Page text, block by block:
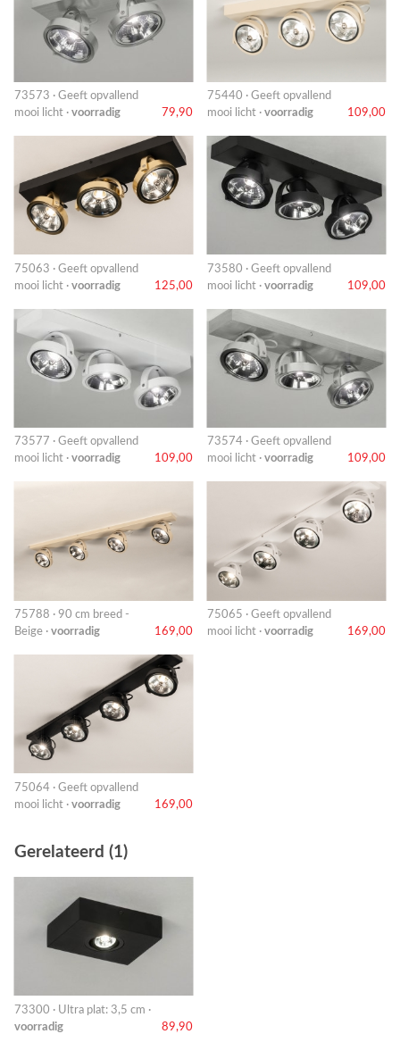
73573 · Geeft opvallend
mooi licht · voorradig 79,90
75440 · Geeft opvallend
mooi licht · voorradig 109,00
75063 · Geeft opvallend
mooi licht · voorradig 125,00
73580 · Geeft opvallend
mooi licht · voorradig 109,00
73577 · Geeft opvallend
mooi licht · voorradig 109,00
73574 · Geeft opvallend
mooi licht · voorradig 109,00
75788 · 90 cm breed -
Beige · voorradig 169,00
75065 · Geeft opvallend
mooi licht · voorradig 169,00
75064 · Geeft opvallend
mooi licht · voorradig 169,00
Gerelateerd (1)
73300 · Ultra plat: 3,5 cm ·
voorradig
89,90